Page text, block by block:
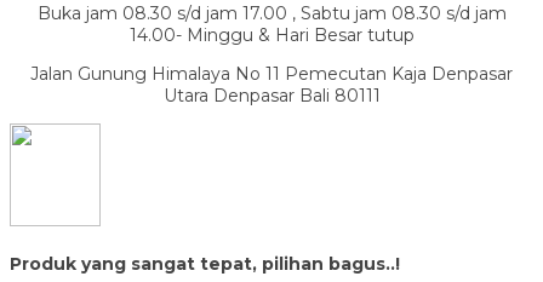
Buka jam 08.30 s/d jam 17.00 , Sabtu jam 08.30 s/d jam
14.00- Minggu & Hari Besar tutup
Jalan Gunung Himalaya No 11 Pemecutan Kaja Denpasar
Utara Denpasar Bali 80111
Produk yang sangat tepat, pilihan bagus..!